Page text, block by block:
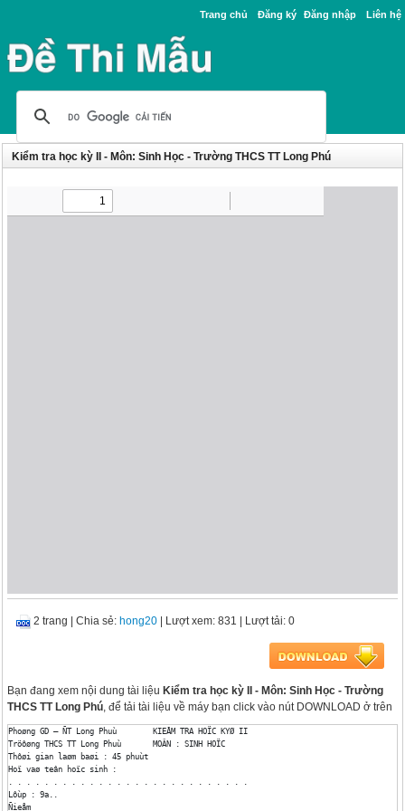
Trang chủ Đăng ký Đăng nhập Liên hệ
Kiểm tra học kỳ II - Môn: Sinh Học - Trường THCS TT Long Phú
2 trang |Chia sẻ: hong20 | Lượt xem: 831 | Lượt tải: 0
Bạn đang xem nội dung tài liệu Kiểm tra học kỳ II - Môn: Sinh Học - Trường
THCS TT Long Phú, để tải tài liệu về máy bạn click vào nút DOWNLOAD ở trên
Phoøng GD – ÑT Long Phuù 	KIEÅM TRA HOÏC KYØ II
Tröôøng THCS TT Long Phuù	MOÂN : SINH HOÏC
Thôøi gian laøm baøi : 45 phuùt
Hoï vaø teân hoïc sinh :
Lôùp : 9a..
Ñieåm